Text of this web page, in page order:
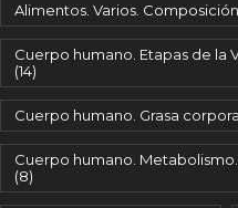
Alimentos. Varios. Composición
Cuerpo humano. Etapas de la
(14)
Cuerpo humano. Grasa
Cuerpo humano.
(8)